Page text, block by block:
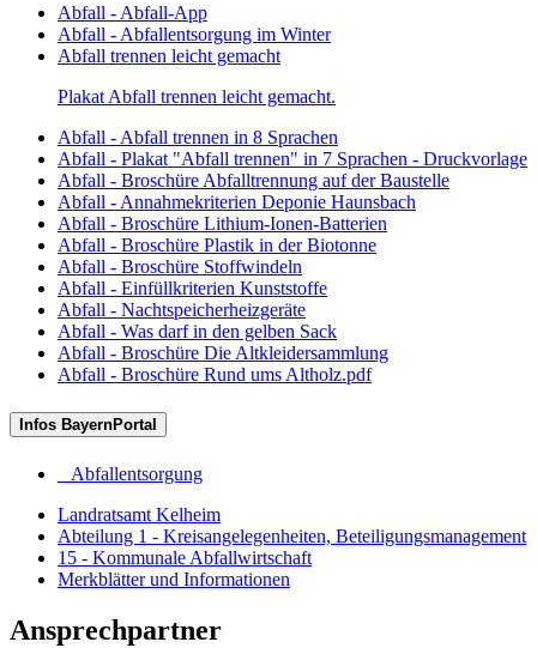
Abfall - Abfall-App
Abfall - Abfallentsorgung im Winter
Abfall trennen leicht gemacht
Plakat Abfall trennen leicht gemacht.
Abfall - Abfall trennen in 8 Sprachen
Abfall - Plakat "Abfall trennen" in 7 Sprachen - Druckvorlage
Abfall - Broschüre Abfalltrennung auf der Baustelle
Abfall - Annahmekriterien Deponie Haunsbach
Abfall - Broschüre Lithium-Ionen-Batterien
Abfall - Broschüre Plastik in der Biotonne
Abfall - Broschüre Stoffwindeln
Abfall - Einfüllkriterien Kunststoffe
Abfall - Nachtspeicherheizgeräte
Abfall - Was darf in den gelben Sack
Abfall - Broschüre Die Altkleidersammlung
Abfall - Broschüre Rund ums Altholz.pdf
Infos BayernPortal
Abfallentsorgung
Landratsamt Kelheim
Abteilung 1 - Kreisangelegenheiten, Beteiligungsmanagement
15 - Kommunale Abfallwirtschaft
Merkblätter und Informationen
Ansprechpartner